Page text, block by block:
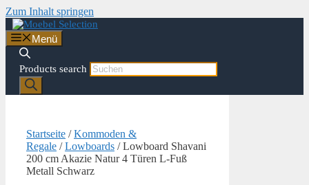
Zum Inhalt springen
Menü
Products search
Startseite /Kommoden &
Regale /Lowboards / Lowboard Shavani
200 cm Akazie Natur 4 Türen L-Fuß
Metall Schwarz